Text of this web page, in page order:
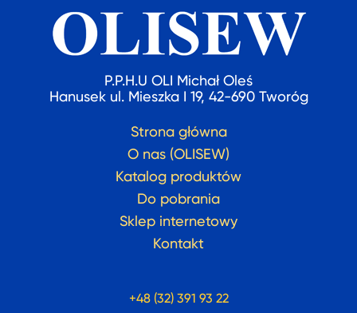
P.P.H.U OLI Michał Oleś
Hanusek ul. Mieszka I 19, 42-690 Tworóg
Strona główna
O nas (OLISEW)
Katalog produktów
Do pobrania
Sklep internetowy
Kontakt
+48 (32) 391 93 22